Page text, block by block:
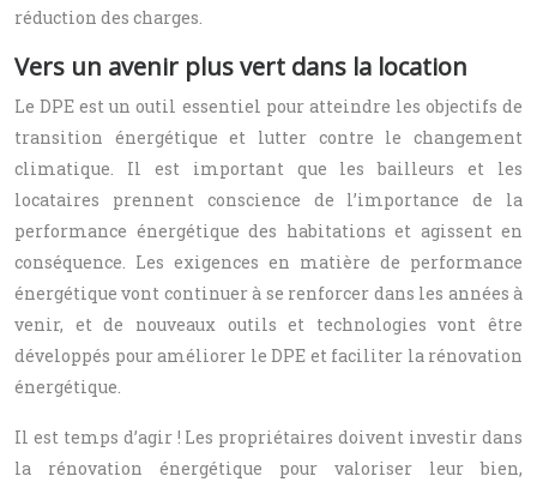
réduction des charges.
Vers un avenir plus vert dans la location
Le DPE est un outil essentiel pour atteindre les objectifs de
transition énergétique et lutter contre le changement
climatique. Il est important que les bailleurs et les
locataires prennent conscience de l’importance de la
performance énergétique des habitations et agissent en
conséquence. Les exigences en matière de performance
énergétique vont continuer à se renforcer dans les années à
venir, et de nouveaux outils et technologies vont être
développés pour améliorer le DPE et faciliter la rénovation
énergétique.
Il est temps d’agir ! Les propriétaires doivent investir dans
la rénovation énergétique pour valoriser leur bien,